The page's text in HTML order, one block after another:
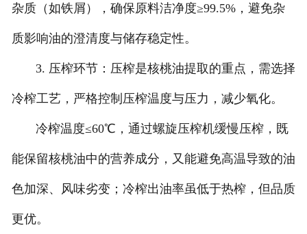
杂质（如铁屑），确保原料洁净度≥99.5%，避免杂
质影响油的澄清度与储存稳定性。
3. 压榨环节：压榨是核桃油提取的重点，需选择
冷榨工艺，严格控制压榨温度与压力，减少氧化。
冷榨温度≤60℃，通过螺旋压榨机缓慢压榨，既
能保留核桃油中的营养成分，又能避免高温导致的油
色加深、风味劣变；冷榨出油率虽低于热榨，但品质
更优。